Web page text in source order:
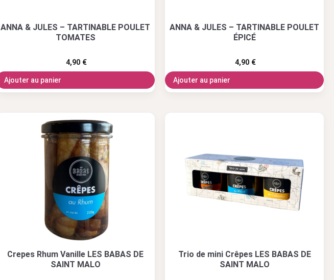
ANNA & JULES – TARTINABLE POULET
TOMATES
4,90 €
Ajouter au panier
ANNA & JULES – TARTINABLE POULET
ÉPICÉ
4,90 €
Ajouter au panier
Crepes Rhum Vanille LES BABAS DE
SAINT MALO
Trio de mini Crêpes LES BABAS DE
SAINT MALO